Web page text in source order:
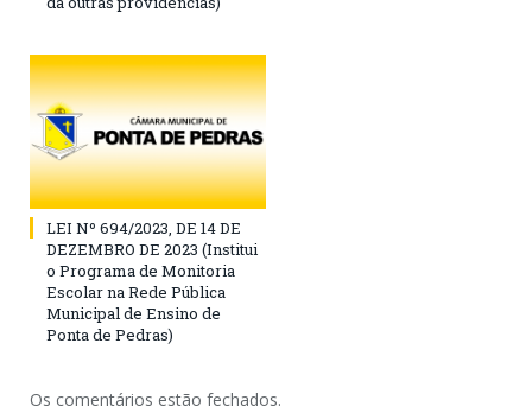
LEI Nº 694/2023, DE 14 DE
DEZEMBRO DE 2023 (Institui
o Programa de Monitoria
Escolar na Rede Pública
Municipal de Ensino de
Ponta de Pedras)
Os comentários estão fechados.